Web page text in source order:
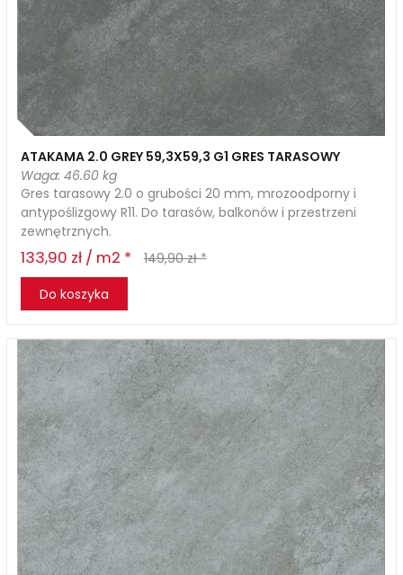
ATAKAMA 2.0 GREY 59,3X59,3 G1 GRES TARASOWY
Waga: 46.60 kg
Gres tarasowy 2.0 o grubości 20 mm, mrozoodporny i
antypoślizgowy R11. Do tarasów, balkonów i przestrzeni
zewnętrznych.
133,90 zł / m2 *
149,90 zł *
Do koszyka